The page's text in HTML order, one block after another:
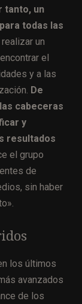
tanto, un
todas las
realizar un
el
y a las
De
cabeceras
y
resultados
el grupo
de
sin haber
los últimos
avanzados
de los